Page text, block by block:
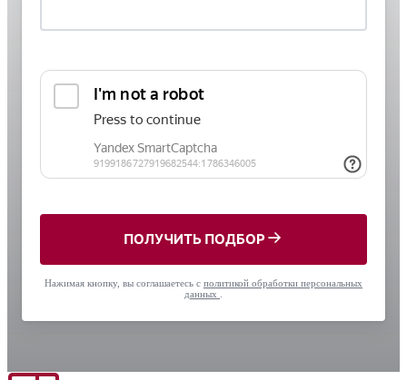
ПОЛУЧИТЬ ПОДБОР
Нажимая кнопку, вы соглашаетесь с политикой обработки персональных
данных